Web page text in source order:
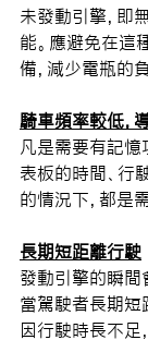
未發動引擎，即
能。應避免在這
備，減少電瓶的負
騎車頻率較低，
凡是需要有記憶
表板的時間、行
的情況下，都是
長期短距離行駛
發動引擎的瞬間
當駕駛者長期短
因行駛時長不足